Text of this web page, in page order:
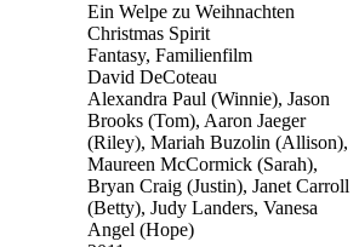
Ein Welpe zu Weihnachten
Christmas Spirit
Fantasy, Familienfilm
David DeCoteau
Alexandra Paul (Winnie), Jason
Brooks (Tom), Aaron Jaeger
(Riley), Mariah Buzolin (Allison),
Maureen McCormick (Sarah),
Bryan Craig (Justin), Janet Carroll
(Betty), Judy Landers, Vanesa
Angel (Hope)